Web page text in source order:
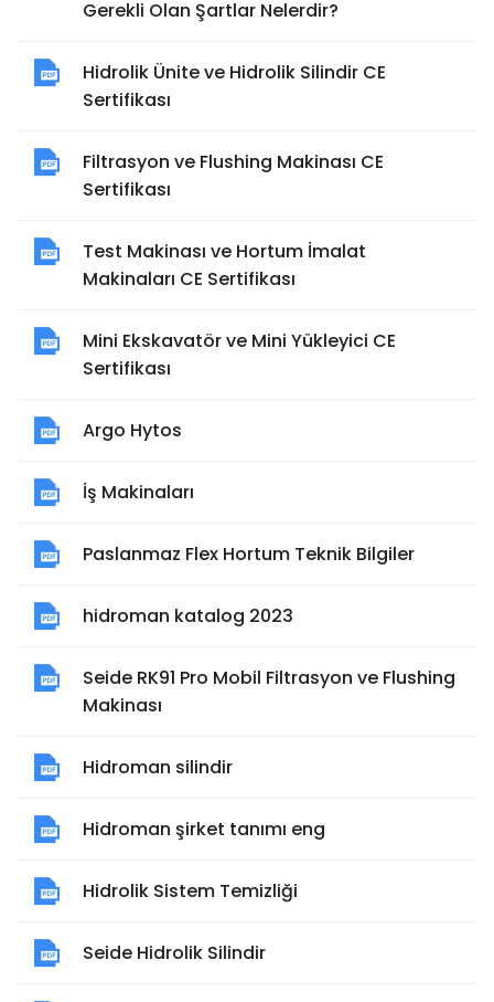
Gerekli Olan Şartlar Nelerdir?
Hidrolik Ünite ve Hidrolik Silindir CE
Sertifikası
Filtrasyon ve Flushing Makinası CE
Sertifikası
Test Makinası ve Hortum İmalat
Makinaları CE Sertifikası
Mini Ekskavatör ve Mini Yükleyici CE
Sertifikası
Argo Hytos
İş Makinaları
Paslanmaz Flex Hortum Teknik Bilgiler
hidroman katalog 2023
Seide RK91 Pro Mobil Filtrasyon ve Flushing
Makinası
Hidroman silindir
Hidroman şirket tanımı eng
Hidrolik Sistem Temizliği
Seide Hidrolik Silindir